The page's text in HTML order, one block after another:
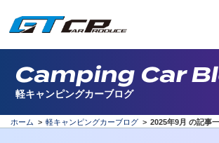
Camping Car
軽キャンピングカーブログ
ホーム > 軽キャンピングカーブログ > 2025年9月 の記事